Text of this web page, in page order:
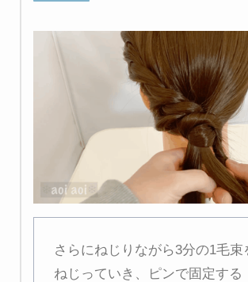
さらにねじりながら3分の1毛束
ねじっていき、ピンで固定する